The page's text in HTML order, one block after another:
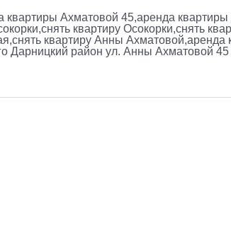
Ахматовой 45,аренда квартиры
квартиру Осокорки,снять
квартиру Анны Ахматовой,аренда
Дарницкий район ул. Анны